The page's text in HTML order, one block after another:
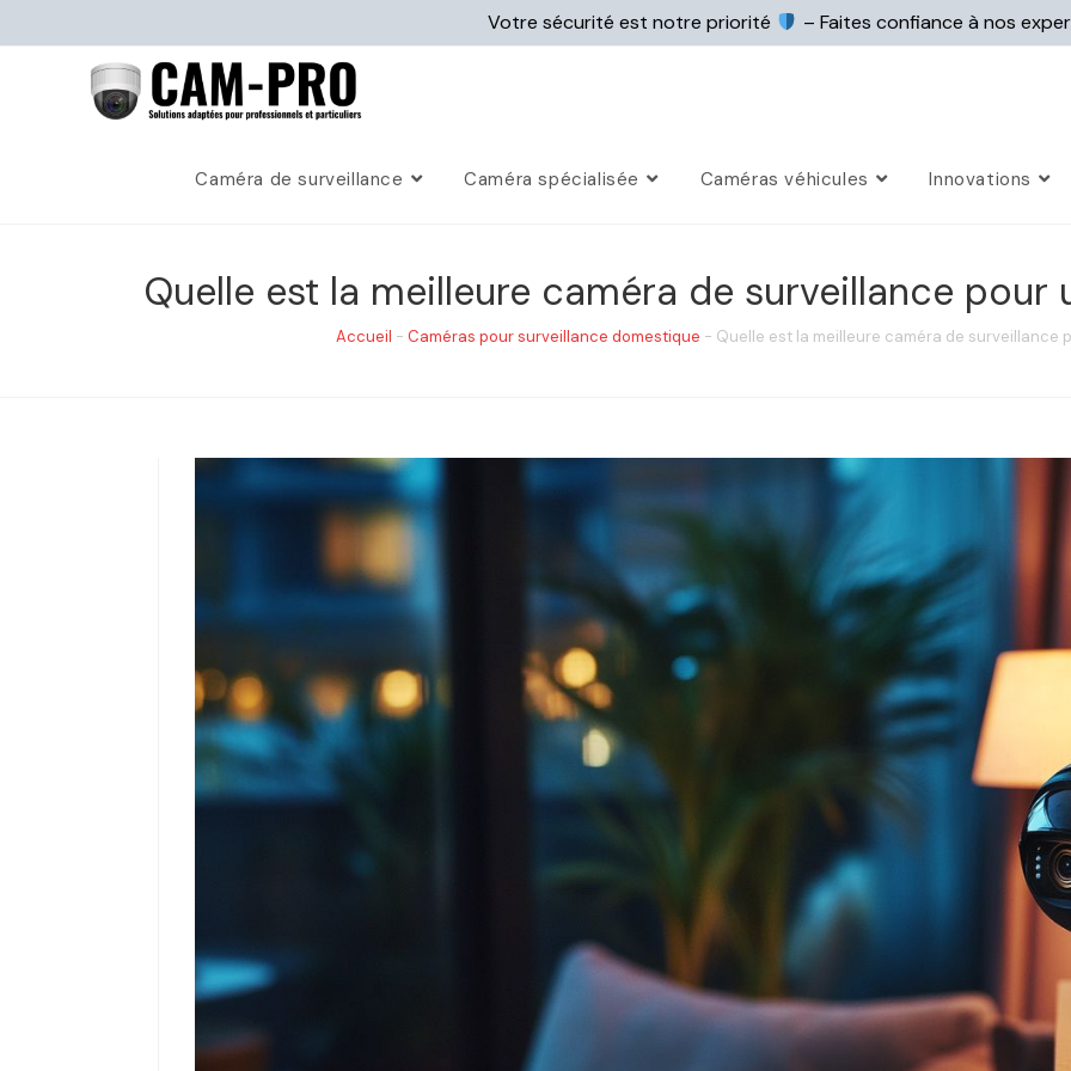
Votre sécurité est notre priorité – Faites confiance à nos
Caméra de surveillance Caméra spécialisée Caméras véhicules Innovations
Quelle est la meilleure caméra de surveillance pour
Accueil - Caméras pour surveillance domestique - Quelle est la meilleure caméra de surveillance